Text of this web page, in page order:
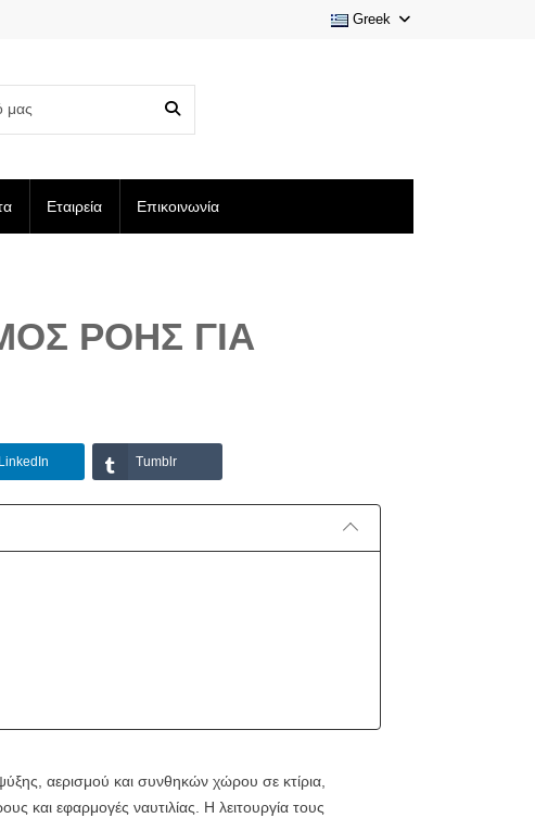
Greek
Εταιρεία Επικοινωνία
ΡΟΉΣ ΓΙΑ
LinkedIn Tumblr
αερισμού και συνθηκών χώρου σε κτίρια,
και εφαρμογές ναυτιλίας. Η λειτουργία τους